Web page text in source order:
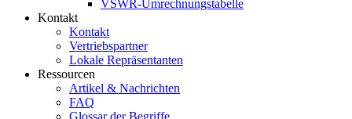
VSWR-Umrechnungstabelle
Kontakt
Kontakt
Vertriebspartner
Lokale Repräsentanten
Ressourcen
Artikel & Nachrichten
FAQ